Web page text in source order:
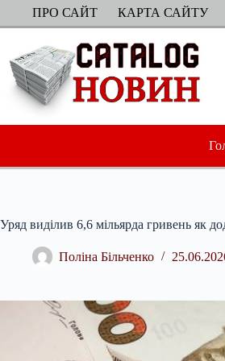
ПерейтиПРО САЙТ КАРТА САЙТУ
Уряд виділив 6,6 мільярда гривень як
Поліна Більченко